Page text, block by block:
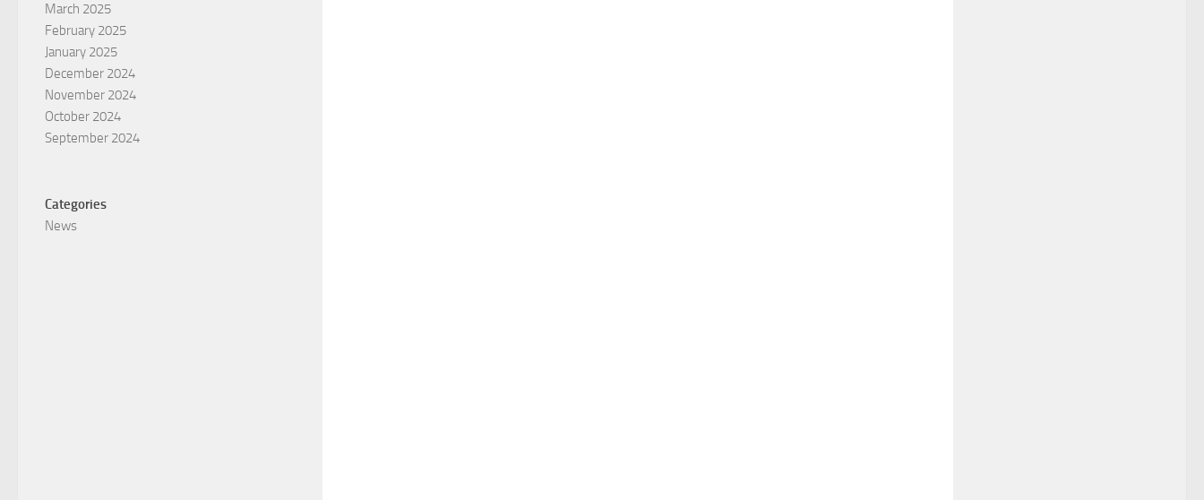
March 2025
February 2025
January 2025
December 2024
November 2024
October 2024
September 2024
Categories
News